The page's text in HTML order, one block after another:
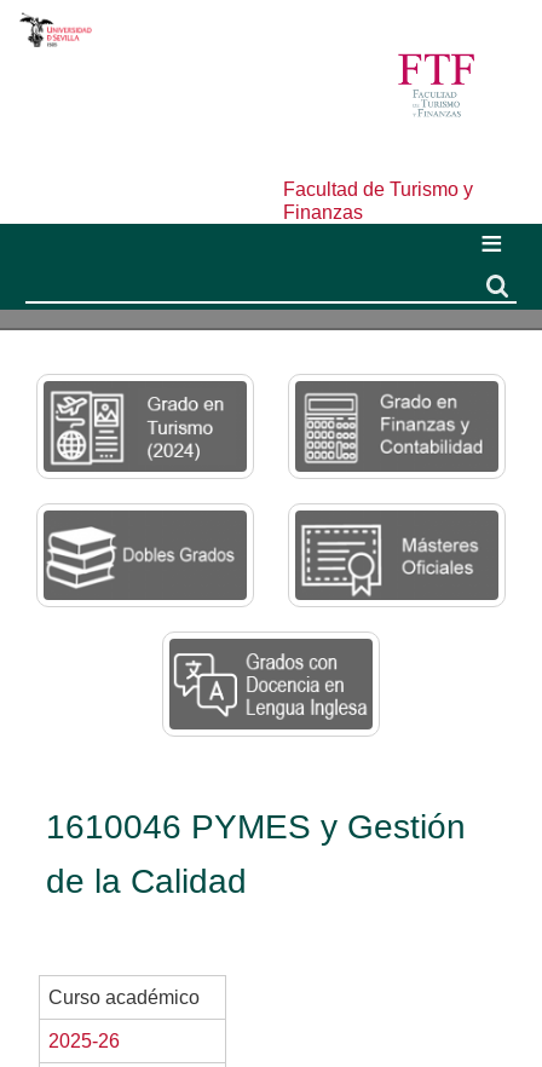
Facultad de Turismo y
Finanzas
1610046 PYMES y Gestión
de la Calidad
Curso académico
2025-26